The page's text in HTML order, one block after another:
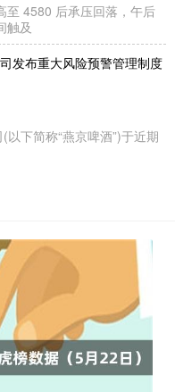
至 4580 后承压回落，午后
触及
发布重大风险预警管理制度
下简称“燕京啤酒”)于近期
其是20万-30万元的价格区
参数更是让人看着眼花
朋友千万要当心→
工作” 当你遇到这样的“好
例 10月5